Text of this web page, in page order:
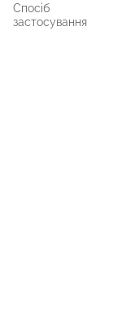
Спосіб
застосування